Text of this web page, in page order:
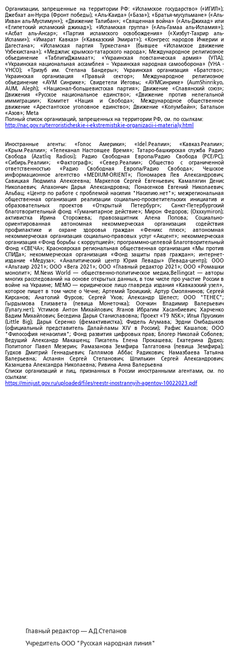
Организации, запрещенные на территории РФ: «Исламское государство» («ИГИЛ»);
Джебхат ан-Нусра (Фронт победы); «Аль-Каида» («База»); «Братья-мусульмане» («Аль-
Ихван аль-Муслимун»); «Движение Талибан»; «Священная война» («Аль-Джихад» или
«Египетский исламский джихад»); «Исламская группа» («Аль-Гамаа аль-Исламия»);
«Асбат аль-Ансар»; «Партия исламского освобождения» («Хизбут-Тахрир аль-
Ислами»); «Имарат Кавказ» («Кавказский Эмират»); «Конгресс народов Ичкерии и
Дагестана»; «Исламская партия Туркестана» (бывшее «Исламское движение
Узбекистана»); «Меджлис крымско-татарского народа»; Международное религиозное
объединение «ТаблигиДжамаат»; «Украинская повстанческая армия» (УПА);
«Украинская национальная ассамблея – Украинская народная самооборона» (УНА -
УНСО); «Тризуб им. Степана Бандеры»; Украинская организация «Братство»;
Украинская организация «Правый сектор»; Международное религиозное
объединение «АУМ Синрике»; Свидетели Иеговы; «АУМСинрике» (AumShinrikyo,
AUM, Aleph); «Национал-большевистская партия»; Движение «Славянский союз»;
Движения «Русское национальное единство»; «Движение против нелегальной
иммиграции»; Комитет «Нация и Свобода»; Международное общественное
движение «Арестантское уголовное единство»; Движение «Колумбайн»; Батальон
«Азов»; Meta
Полный список организаций, запрещенных на территории РФ, см. по ссылкам:
http://nac.gov.ru/terroristicheskie-i-ekstremistskie-organizacii-i-materialy.html
Иностранные агенты: «Голос Америки»; «Idel.Реалии»; «Кавказ.Реалии»;
«Крым.Реалии»; «Телеканал Настоящее Время»; Татаро-башкирская служба Радио
Свобода (Azatliq Radiosi); Радио Свободная Европа/Радио Свобода (PCE/PC);
«Сибирь.Реалии»; «Фактограф»; «Север.Реалии»; Общество с ограниченной
ответственностью «Радио Свободная Европа/Радио Свобода»; Чешское
информационное агентство «MEDIUM-ORIENT»; Пономарев Лев Александрович;
Савицкая Людмила Алексеевна; Маркелов Сергей Евгеньевич; Камалягин Денис
Николаевич; Апахончич Дарья Александровна; Понасенков Евгений Николаевич;
Альбац; «Центр по работе с проблемой насилия "Насилию.нет"»; межрегиональная
общественная организация реализации социально-просветительских инициатив и
образовательных проектов «Открытый Петербург»; Санкт-Петербургский
благотворительный фонд «Гуманитарное действие»; Мирон Федоров; (Oxxxymiron);
активистка Ирина Сторожева; правозащитник Алена Попова; Социально-
ориентированная автономная некоммерческая организация содействия
профилактике и охране здоровья граждан «Феникс плюс»; автономная
некоммерческая организация социально-правовых услуг «Акцент»; некоммерческая
организация «Фонд борьбы с коррупцией»; программно-целевой Благотворительный
Фонд «СВЕЧА»; Красноярская региональная общественная организация «Мы против
СПИДа»; некоммерческая организация «Фонд защиты прав граждан»; интернет-
издание «Медуза»; «Аналитический центр Юрия Левады» (Левада-центр); ООО
«Альтаир 2021»; ООО «Вега 2021»; ООО «Главный редактор 2021»; ООО «Ромашки
монолит»; M.News World — общественно-политическое медиа;Bellingcat — авторы
многих расследований на основе открытых данных, в том числе про участие России в
войне на Украине; МЕМО — юридическое лицо главреда издания «Кавказский узел»,
которое пишет в том числе о Чечне; Артемий Троицкий; Артур Смолянинов; Сергей
Кирсанов; Анатолий Фурсов; Сергей Ухов; Александр Шелест; ООО "ТЕНЕС";
Гырдымова Елизавета (певица Монеточка); Осечкин Владимир Валерьевич
(Гулагу.нет); Устимов Антон Михайлович; Яганов Ибрагим Хасанбиевич; Харченко
Вадим Михайлович; Беседина Дарья Станиславовна; Проект «T9 NSK»; Илья Прусикин
(Little Big); Дарья Серенко (фемактивистка); Фидель Агумава; Эрдни Омбадыков
(официальный представитель Далай-ламы XIV в России); Рафис Кашапов; ООО
"Философия ненасилия"; Фонд развития цифровых прав; Блогер Николай Соболев;
Ведущий Александр Макашенц; Писатель Елена Прокашева; Екатерина Дудко;
Политолог Павел Мезерин; Рамазанова Земфира Талгатовна (певица Земфира);
Гудков Дмитрий Геннадьевич; Галлямов Аббас Радикович; Намазбаева Татьяна
Валерьевна; Асланян Сергей Степанович; Шпилькин Сергей Александрович;
Казанцева Александра Николаевна; Ривина Анна Валерьевна
Списки организаций и лиц, признанных в России иностранными агентами, см. по
ссылкам:
https://minjust.gov.ru/uploaded/files/reestr-inostrannyih-agentov-10022023.pdf
Главный редактор — А.Д.Степанов
Учредитель ООО "Русская народная линия"